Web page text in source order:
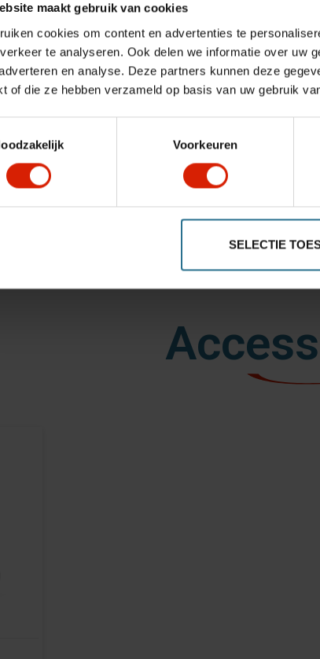
maakt gebruik van cookies
cookies om content en advertenties te
te analyseren. Ook delen we informatie over uw
en analyse. Deze partners kunnen deze
of die ze hebben verzameld op basis van uw gebruik
Voorkeuren
SELECTIE